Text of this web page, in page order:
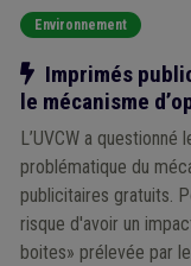
Environnement
Notre action
Imprimés
le mécanisme
L’UVCW a
problématique du
publicitaires gratuits.
risque d'avoir un
boites» prélevée par